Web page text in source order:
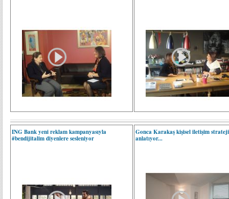
ING Bank yeni reklam kampanyasıyla
#bendijitalim diyenlere sesleniyor
Gonca Karakaş kişisel iletişim
anlatıyor...